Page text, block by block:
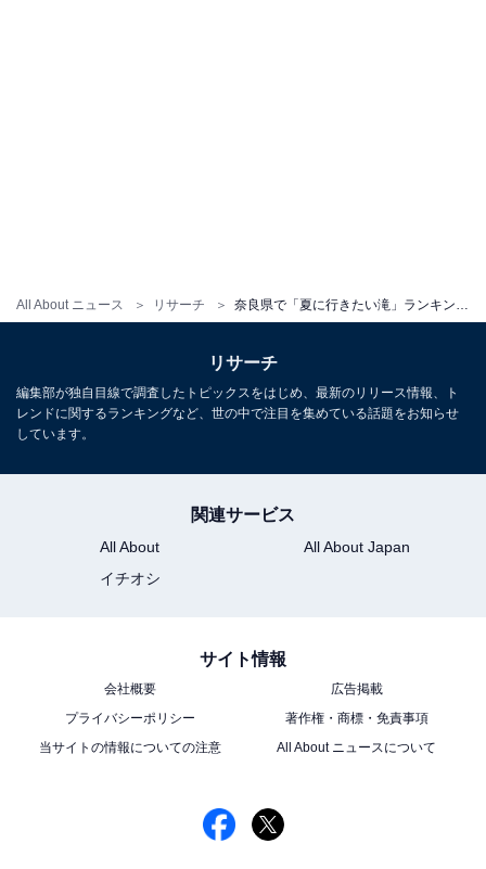
All About ニュース リサーチ
リサーチ
編集部が独自目線で調査したトピックスをはじめ、最新のリリース情報、ト
レンドに関するランキングなど、世の中で注目を集めている話題をお知らせ
しています。
関連サービス
All About
All About Japan
イチオシ
サイト情報
会社概要
広告掲載
プライバシーポリシー
著作権・商標・免責事項
当サイトの情報についての注意
All About ニュースについて